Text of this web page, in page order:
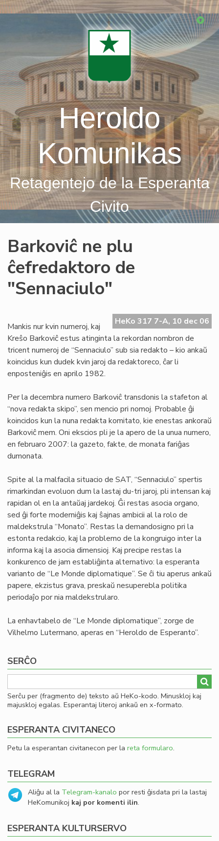
Skip
Heroldo
Komunikas
Retagentejo de la Esperanta
Civito
Barkoviĉ ne plu
ĉefredaktoro de
"Sennaciulo"
HeKo 317 7-A, 10 dec 06
Mankis nur kvin numeroj, kaj
Kreŝo Barkoviĉ estus atinginta la rekordan nombron de
tricent numeroj de “Sennaciulo” sub sia redakto – kio ankaŭ
koincidus kun dudek kvin jaroj da redaktoreco, ĉar li
enposteniĝis en aprilo 1982.
Per la decembra numero Barkoviĉ transdonis la stafeton al
“nova redakta skipo”, sen mencio pri nomoj. Probable ĝi
koincidos kun la nuna redakta komitato, kie enestas ankoraŭ
Barkoviĉ mem. Oni ekscios pli je la apero de la unua numero,
en februaro 2007: la gazeto, fakte, de monata fariĝas
dumonata.
Spite al la malfacila situacio de SAT, “Sennaciulo” spertis
rimarkindan evoluon dum la lastaj du-tri jaroj, pli intensan kaj
rapidan ol en la antaŭaj jardekoj. Ĝi restas asocia organo,
sed ĝi forte moderniĝis kaj ŝajnas ambicii al la rolo de
maldekstrula “Monato”. Restas la demandosigno pri la
estonta redakcio, kaj la problemo de la kongruigo inter la
informa kaj la asocia dimensioj. Kaj precipe restas la
konkurenco de jam establiĝinta alternativo: la esperanta
varianto de “Le Monde diplomatique”. Se ĉi tiu aperus ankaŭ
papere, ekzistus grava, preskaŭ nesuperebla politika
periodaĵo por nia maldekstrularo.
La enhavtabelo de “Le Monde diplomatique”, zorge de
Vilhelmo Lutermano, aperas en “Heroldo de Esperanto”.
SERĈO
Serĉu per (fragmento de) teksto aŭ HeKo-kodo. Minuskloj kaj
majuskloj egalas. Esperantaj literoj ankaŭ en x-formato.
ESPERANTA CIVITANECO
Petu la esperantan civitanecon per la reta formularo.
TELEGRAM
Aliĝu al la Telegram-kanalo por resti ĝisdata pri la lastaj
HeKomunikoj kaj por komenti ilin.
ESPERANTA KULTURSERVO